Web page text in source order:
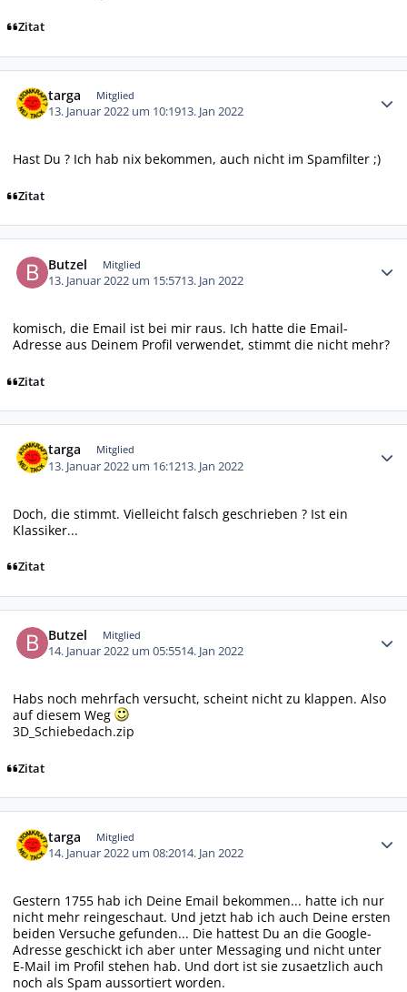
Zitat
targa Mitglied
13. Januar 2022 um 10:1913. Jan 2022
Hast Du ? Ich hab nix bekommen, auch nicht im Spamfilter ;)
Zitat
Butzel Mitglied
13. Januar 2022 um 15:5713. Jan 2022
komisch, die Email ist bei mir raus. Ich hatte die Email-
Adresse aus Deinem Profil verwendet, stimmt die nicht mehr?
Zitat
targa Mitglied
13. Januar 2022 um 16:1213. Jan 2022
Doch, die stimmt. Vielleicht falsch geschrieben ? Ist ein
Klassiker...
Zitat
Butzel Mitglied
14. Januar 2022 um 05:5514. Jan 2022
Habs noch mehrfach versucht, scheint nicht zu klappen. Also
auf diesem Weg
3D_Schiebedach.zip
Zitat
targa Mitglied
14. Januar 2022 um 08:2014. Jan 2022
Gestern 1755 hab ich Deine Email bekommen... hatte ich nur
nicht mehr reingeschaut. Und jetzt hab ich auch Deine ersten
beiden Versuche gefunden... Die hattest Du an die Google-
Adresse geschickt ich aber unter Messaging und nicht unter
E-Mail im Profil stehen hab. Und dort ist sie zusaetzlich auch
noch als Spam aussortiert worden.